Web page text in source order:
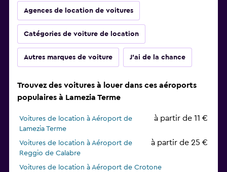
Agences de location de voitures
Catégories de voiture de location
Autres marques de voiture J'ai de la chance
Trouvez des voitures à louer dans ces aéroports
populaires à Lamezia Terme
Voitures de location à Aéroport de
Lamezia Terme
à partir de 11 €
Voitures de location à Aéroport de
Reggio de Calabre
à partir de 25 €
Voitures de location à Aéroport de Crotone